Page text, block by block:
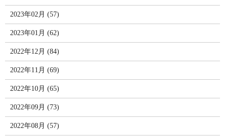
2023年02月 (57)
2023年01月 (62)
2022年12月 (84)
2022年11月 (69)
2022年10月 (65)
2022年09月 (73)
2022年08月 (57)